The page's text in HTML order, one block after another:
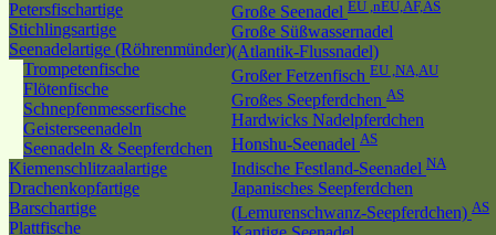
Petersfischartige
Stichlingsartige
Seenadelartige (Röhrenmünder)
Trompetenfische
Flötenfische
Schnepfenmesserfische
Geisterseenadeln
Seenadeln & Seepferdchen
Kiemenschlitzaalartige
Drachenkopfartige
Barschartige
Plattfische
Große Seenadel EU ,nEU,AF,AS
Große Süßwassernadel
(Atlantik-Flussnadel)
Großer Fetzenfisch EU ,NA,AU
Großes Seepferdchen AS
Hardwicks Nadelpferdchen
Honshu-Seenadel AS
Indische Festland-Seenadel NA
Japanisches Seepferdchen
(Lemurenschwanz-Seepferdchen) AS